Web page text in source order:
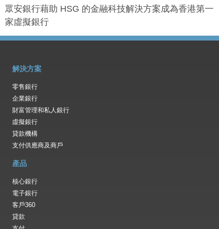
眾安銀行藉助 HSG 的金融科技解決方案成為香港第一
家虛擬銀行
解決方案
零售銀行
企業銀行
財富管理和私人銀行
虛擬銀行
貸款機構
支付供應商及商戶
產品
核心銀行
電子銀行
客戶360
貸款